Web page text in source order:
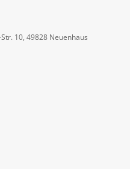
10, 49828 Neuenhaus